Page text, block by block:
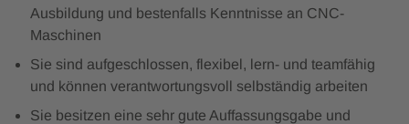
Ausbildung und bestenfalls Kenntnisse an CNC-
Maschinen
Sie sind aufgeschlossen, flexibel, lern- und teamfähig
und können verantwortungsvoll selbständig arbeiten
Sie besitzen eine sehr gute Auffassungsgabe und